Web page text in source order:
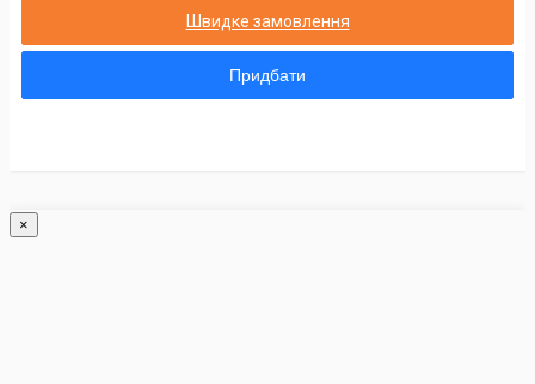
Швидке замовлення
Придбати
×